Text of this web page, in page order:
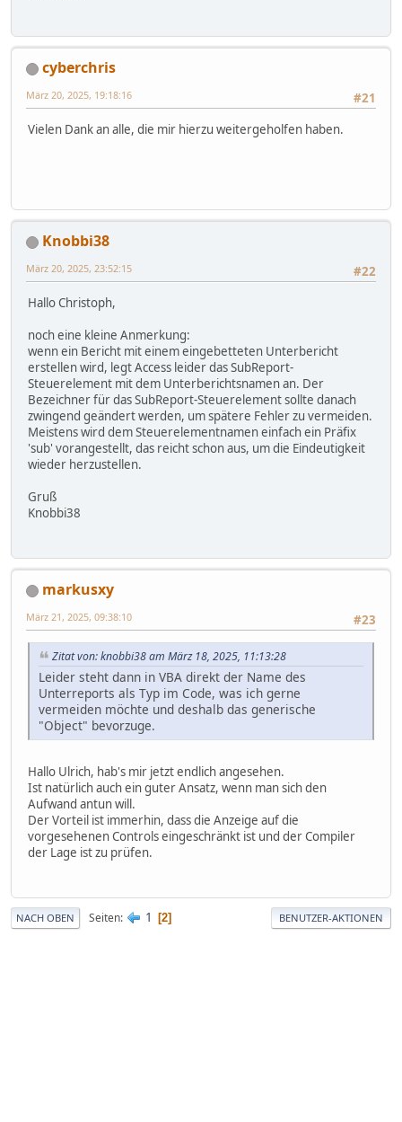
cyberchris
#21
März 20, 2025, 19:18:16
Vielen Dank an alle, die mir hierzu weitergeholfen haben.
Knobbi38
#22
März 20, 2025, 23:52:15
Hallo Christoph,
noch eine kleine Anmerkung:
wenn ein Bericht mit einem eingebetteten Unterbericht
erstellen wird, legt Access leider das SubReport-
Steuerelement mit dem Unterberichtsnamen an. Der
Bezeichner für das SubReport-Steuerelement sollte danach
zwingend geändert werden, um spätere Fehler zu vermeiden.
Meistens wird dem Steuerelementnamen einfach ein Präfix
'sub' vorangestellt, das reicht schon aus, um die Eindeutigkeit
wieder herzustellen.
Gruß
Knobbi38
markusxy
#23
März 21, 2025, 09:38:10
Zitat von: knobbi38 am März 18, 2025, 11:13:28
Leider steht dann in VBA direkt der Name des
Unterreports als Typ im Code, was ich gerne
vermeiden möchte und deshalb das generische
"Object" bevorzuge.
Hallo Ulrich, hab's mir jetzt endlich angesehen.
Ist natürlich auch ein guter Ansatz, wenn man sich den
Aufwand antun will.
Der Vorteil ist immerhin, dass die Anzeige auf die
vorgesehenen Controls eingeschränkt ist und der Compiler
der Lage ist zu prüfen.
NACH OBEN Seiten 1 2 BENUTZER-AKTIONEN